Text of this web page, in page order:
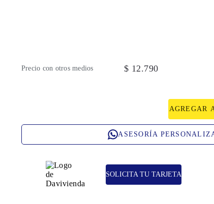
Precio con otros medios $ 12.790
AGREGAR
ASESORÍA
SOLICITA TU TARJETA